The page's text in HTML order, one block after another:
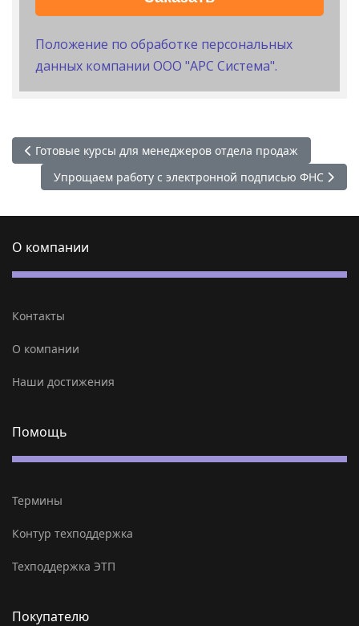
Положение по обработке персональных
данных компании ООО "АРС Система".
Предыдущий: Готовые курсы для менеджеров отдела
Готовые курсы для менеджеров отдела продаж
Следующий: Упрощаем работу с электронной
Упрощаем работу с электронной подписью ФНС
О компании
Контакты
О компании
Наши достижения
Помощь
Термины
Контур техподдержка
Техподдержка ЭТП
Покупателю